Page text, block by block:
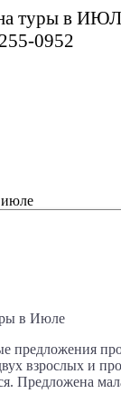
туры в
0952
в Июле
предложения
взрослых и
Предложена